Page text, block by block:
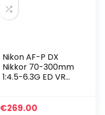
Nikon AF-P DX
Nikkor 70-300mm
1:4.5-6.3G ED VR
voor Nikon-F-
€269.00